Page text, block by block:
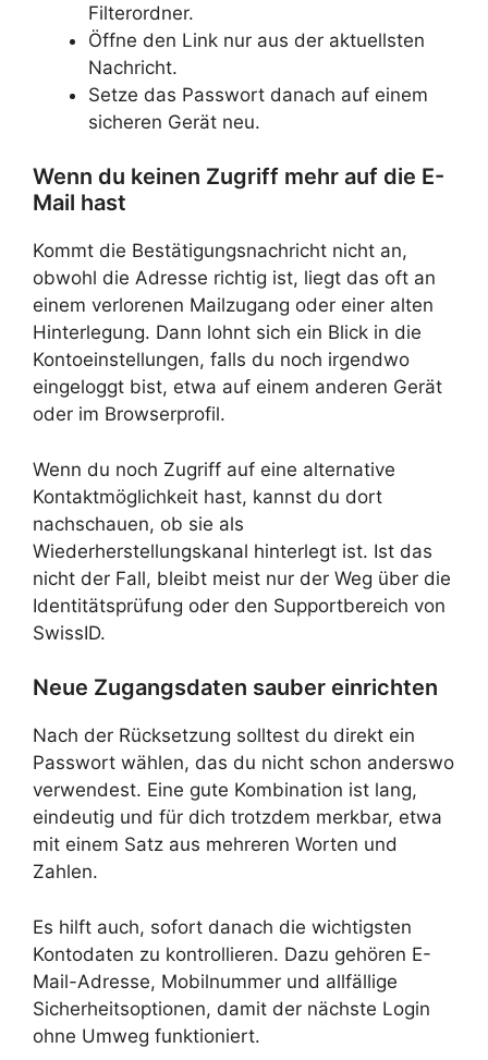
Filterordner.
Öffne den Link nur aus der aktuellsten
Nachricht.
Setze das Passwort danach auf einem
sicheren Gerät neu.
Wenn du keinen Zugriff mehr auf die E-
Mail hast
Kommt die Bestätigungsnachricht nicht an,
obwohl die Adresse richtig ist, liegt das oft an
einem verlorenen Mailzugang oder einer alten
Hinterlegung. Dann lohnt sich ein Blick in die
Kontoeinstellungen, falls du noch irgendwo
eingeloggt bist, etwa auf einem anderen Gerät
oder im Browserprofil.
Wenn du noch Zugriff auf eine alternative
Kontaktmöglichkeit hast, kannst du dort
nachschauen, ob sie als
Wiederherstellungskanal hinterlegt ist. Ist das
nicht der Fall, bleibt meist nur der Weg über die
Identitätsprüfung oder den Supportbereich von
SwissID.
Neue Zugangsdaten sauber einrichten
Nach der Rücksetzung solltest du direkt ein
Passwort wählen, das du nicht schon anderswo
verwendest. Eine gute Kombination ist lang,
eindeutig und für dich trotzdem merkbar, etwa
mit einem Satz aus mehreren Worten und
Zahlen.
Es hilft auch, sofort danach die wichtigsten
Kontodaten zu kontrollieren. Dazu gehören E-
Mail-Adresse, Mobilnummer und allfällige
Sicherheitsoptionen, damit der nächste Login
ohne Umweg funktioniert.